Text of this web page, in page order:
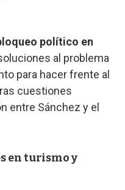
político en
al problema
para hacer frente al
cuestiones
entre Sánchez y el
en turismo y